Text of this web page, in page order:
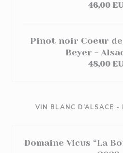
46,00
Pinot noir Coeur de
Beyer -
48,00
VIN BLANC D’ALSACE -
Domaine Vicus “La